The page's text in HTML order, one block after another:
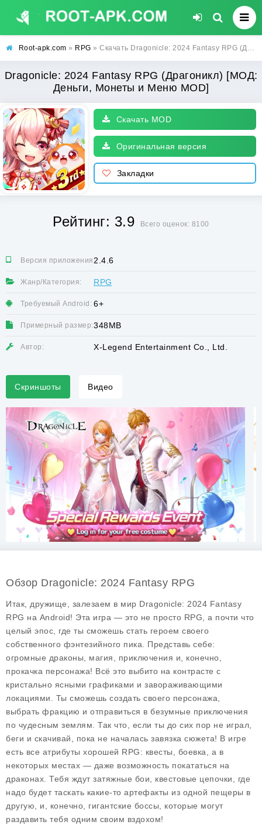
Root-apk.com » RPG » Скачать Dragonicle: 2024 Fantasy RPG (Драгоникл) [МОД: Деньги, Монеты и Меню MOD] | Взлом Dragonicle: 2024 Fantasy RPG на Андроид
Dragonicle: 2024 Fantasy RPG (Драгоникл) [МОД:
Деньги, Монеты и Меню MOD]
Скачать MOD
Оригинальная версия
Закладки
Рейтинг: 3.9 Всего оценок: 8100
Версия приложения:2.4.6
Жанр/Категория: RPG
Требуемый Android: 6+
Примерный размер:348MB
Автор: X-Legend Entertainment Co., Ltd.
Скриншоты Видео
Обзор Dragonicle: 2024 Fantasy RPG
Итак, дружище, залезаем в мир Dragonicle: 2024 Fantasy
RPG на Android! Эта игра — это не просто RPG, а почти что
целый эпос, где ты сможешь стать героем своего
собственного фэнтезийного пика. Представь себе:
огромные драконы, магия, приключения и, конечно,
прокачка персонажа! Всё это выбито на контрасте с
кристально ясными графиками и завораживающими
локациями. Ты сможешь создать своего персонажа,
выбрать фракцию и отправиться в безумные приключения
по чудесным землям. Так что, если ты до сих пор не играл,
беги и скачивай, пока не началась завязка сюжета! В игре
есть все атрибуты хорошей RPG: квесты, боевка, а в
некоторых местах — даже возможность покататься на
драконах. Тебя ждут затяжные бои, квестовые цепочки, где
надо будет таскать какие-то артефакты из одной пещеры в
другую, и, конечно, гигантские боссы, которые могут
раздавить тебя одним своим вздохом!